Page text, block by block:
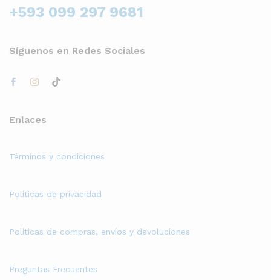
+593 099 297 9681
Síguenos en Redes Sociales
Enlaces
Términos y condiciones
Políticas de privacidad
Políticas de compras, envíos y devoluciones
Preguntas Frecuentes